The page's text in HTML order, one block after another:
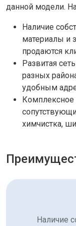
данной модели.
Наличие
материалы и
продаются
Развитая
разных
удобным
Комплексное
химчистка,
Наличие